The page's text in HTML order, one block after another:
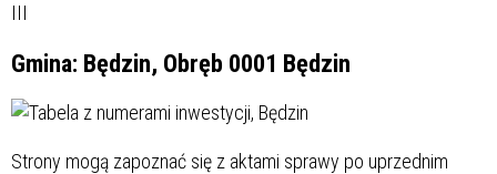
Gmina: Będzin, Obręb 0001 Będzin
Strony mogą zapoznać się z aktami sprawy po uprzednim